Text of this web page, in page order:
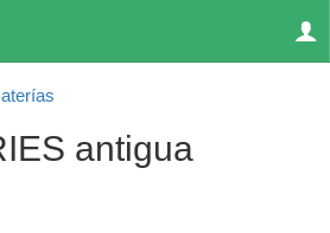
antigua